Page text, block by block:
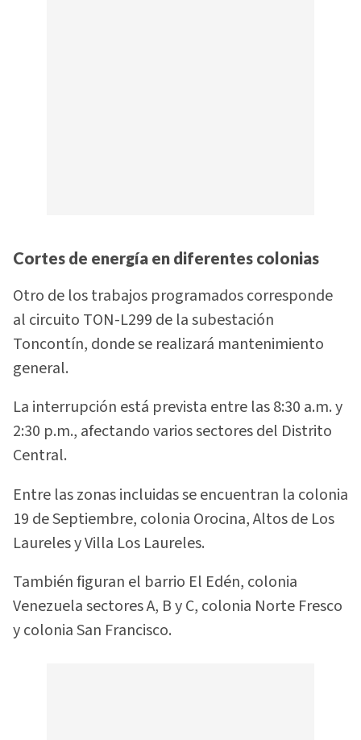
Cortes de energía en diferentes colonias
Otro de los trabajos programados corresponde
al circuito TON-L299 de la subestación
Toncontín, donde se realizará mantenimiento
general.
La interrupción está prevista entre las 8:30 a.m. y
2:30 p.m., afectando varios sectores del Distrito
Central.
Entre las zonas incluidas se encuentran la colonia
19 de Septiembre, colonia Orocina, Altos de Los
Laureles y Villa Los Laureles.
También figuran el barrio El Edén, colonia
Venezuela sectores A, B y C, colonia Norte Fresco
y colonia San Francisco.